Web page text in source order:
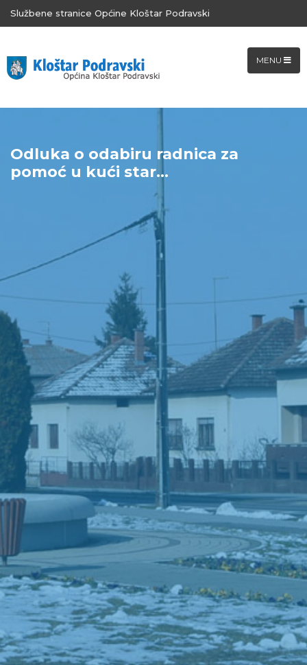
Službene stranice Općine Kloštar Podravski
MENU
Odluka o odabiru radnica za
pomoć u kući star...